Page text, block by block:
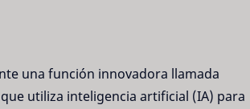
una función innovadora llamada
utiliza inteligencia artificial (IA) para